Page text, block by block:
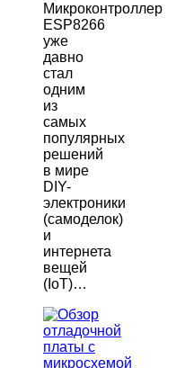
Микроконтроллер
ESP8266
уже
давно
стал
одним
из
самых
популярных
решений
в мире
DIY-
электроники
(самоделок)
и
интернета
вещей
(IoT)…